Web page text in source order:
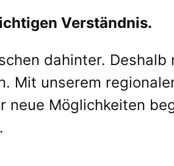
Verständnis.
dahinter. Deshalb
Mit unserem
Möglichkeiten